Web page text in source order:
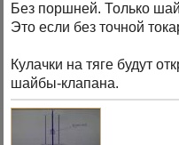
Без поршней. Только
Это если без точной
Кулачки на тяге будут
шайбы-клапана.